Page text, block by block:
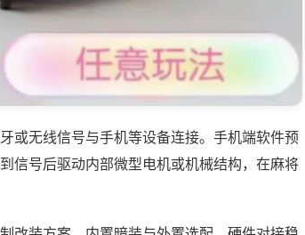
或无线信号与手机等设备连接。手机端软件预
信号后驱动内部微型电机或机械结构，在麻将